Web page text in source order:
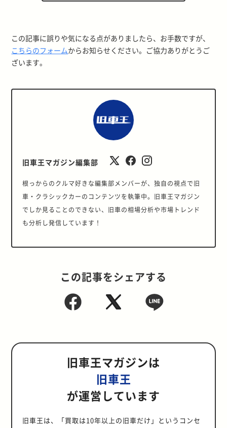
この記事に誤りや気になる点がありましたら、お手数ですが、
こちらのフォームからお知らせください。ご協力ありがとうご
ざいます。
旧車王マガジン編集部
根っからのクルマ好きな編集部メンバーが、独自の視点で旧
車・クラシックカーのコンテンツを執筆中。旧車王マガジン
でしか見ることのできない、旧車の相場分析や市場トレンド
も分析し発信しています！
この記事をシェアする
旧車王マガジンは
旧車王
が運営しています
旧車王は、「買取は10年以上の旧車だけ」というコンセ